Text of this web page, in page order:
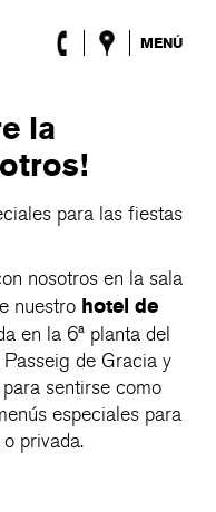
MENÚ
la
para las fiestas
nosotros en la sala
nuestro hotel de
en la 6ª planta del
de Gracia y
sentirse como
especiales para
privada.